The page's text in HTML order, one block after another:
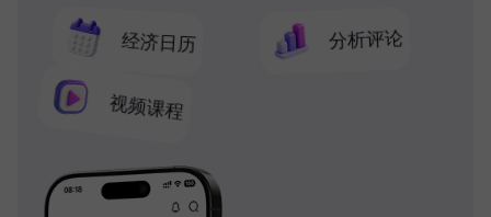
经济日历 分析评论
视频课程